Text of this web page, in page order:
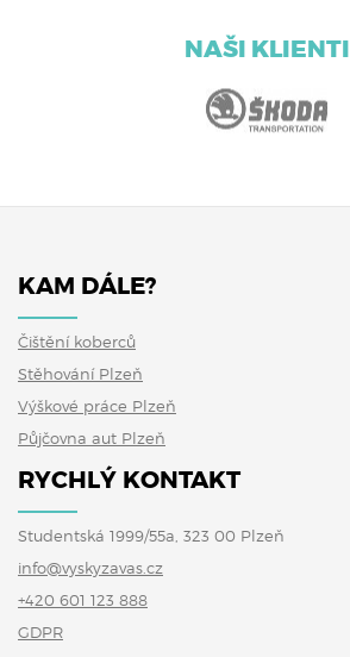
NAŠI KLIENTI
KAM DÁLE?
Čištění koberců
Stěhování Plzeň
Výškové práce Plzeň
Půjčovna aut Plzeň
RYCHLÝ KONTAKT
Studentská 1999/55a, 323 00 Plzeň
info@vyskyzavas.cz
+420 601 123 888
GDPR